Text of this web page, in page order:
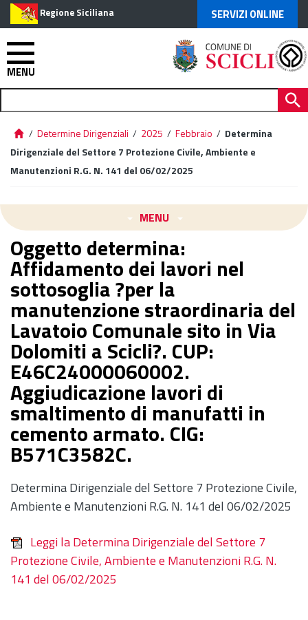
Regione Siciliana SERVIZI ONLINE
MENU
/ Determine Dirigenziali / 2025 / Febbraio / Determina
Dirigenziale del Settore 7 Protezione Civile, Ambiente e
Manutenzioni R.G. N. 141 del 06/02/2025
MENU
Oggetto determina:
Affidamento dei lavori nel
sottosoglia ?per la
manutenzione straordinaria del
Lavatoio Comunale sito in Via
Dolomiti a Scicli?. CUP:
E46C24000060002.
Aggiudicazione lavori di
smaltimento di manufatti in
cemento armato. CIG:
B571C3582C.
Determina Dirigenziale del Settore 7 Protezione Civile,
Ambiente e Manutenzioni R.G. N. 141 del 06/02/2025
Leggi la Determina Dirigenziale del Settore 7
Protezione Civile, Ambiente e Manutenzioni R.G. N.
141 del 06/02/2025